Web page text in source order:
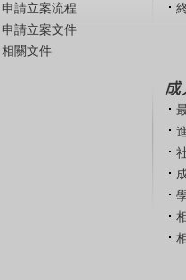
申請立案流程
申請立案文件
相關文件